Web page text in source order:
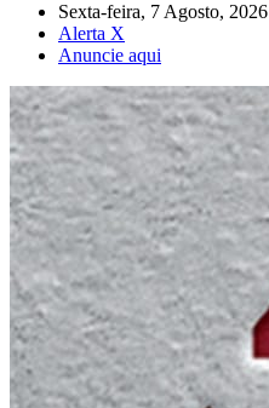
Sexta-feira, 7 Agosto, 2026
Alerta X
Anuncie aqui